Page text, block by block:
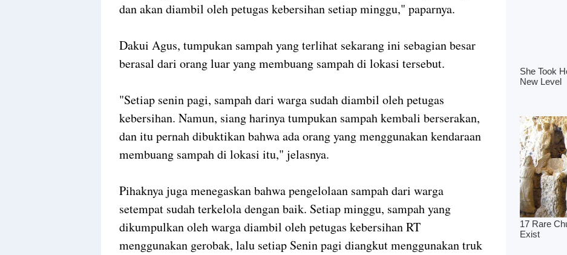
dan akan diambil oleh petugas kebersihan setiap minggu," paparnya.
Dakui Agus, tumpukan sampah yang terlihat sekarang ini sebagian besar
berasal dari orang luar yang membuang sampah di lokasi tersebut.
"Setiap senin pagi, sampah dari warga sudah diambil oleh petugas
kebersihan. Namun, siang harinya tumpukan sampah kembali berserakan,
dan itu pernah dibuktikan bahwa ada orang yang menggunakan kendaraan
membuang sampah di lokasi itu," jelasnya.
Pihaknya juga menegaskan bahwa pengelolaan sampah dari warga
setempat sudah terkelola dengan baik. Setiap minggu, sampah yang
dikumpulkan oleh warga diambil oleh petugas kebersihan RT
menggunakan gerobak, lalu setiap Senin pagi diangkut menggunakan truk